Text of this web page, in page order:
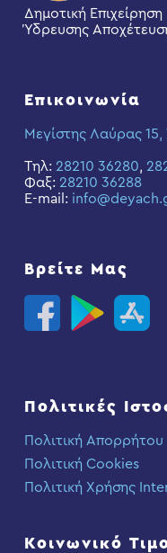
Δημοτική Επιχείρηση
Ύδρευσης
Επικοινωνία
Μεγίστης Λαύρας
Τηλ: 28210 36280,
Φαξ: 28210 36288
E-mail:
Βρείτε Μας
Πολιτικές
Πολιτική Απορρήτου
Πολιτική Cookies
Πολιτική Χρήσης
Κοινωνικό